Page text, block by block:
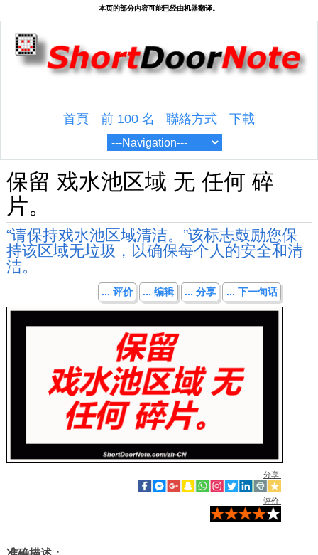
首頁 前 100 名 聯絡方式 下載
保留 戏水池区域 无 任何 碎
片。
“请保持戏水池区域清洁。”该标志鼓励您保
持该区域无垃圾，以确保每个人的安全和清
洁。
... 评价 ... 编辑 ... 分享 ... 下一句话
分享:
评价: